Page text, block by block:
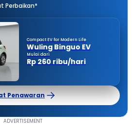
Perbaikan*
Compact EV for Modern Life
Wuling Binguo EV
Mulai dari
Rp 260 ribu/hari
Penawaran